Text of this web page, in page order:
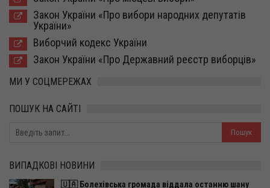
Закон України «Про вибори народних депутатів
України»
Виборчий кодекс України
Закон України «Про Державний реєстр виборців»
МИ У СОЦМЕРЕЖАХ
ПОШУК НА САЙТІ
ВИПАДКОВІ НОВИНИ
🇺🇦 Болехівська громада віддала останню шану